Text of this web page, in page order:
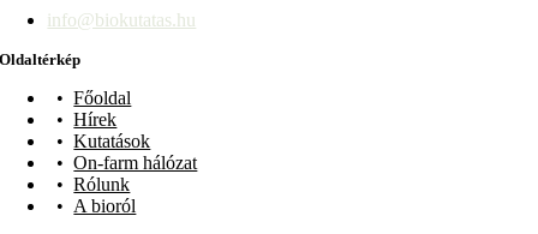
info@biokutatas.hu
Oldaltérkép
Főoldal
Hírek
Kutatások
On-farm hálózat
Rólunk
A bioról